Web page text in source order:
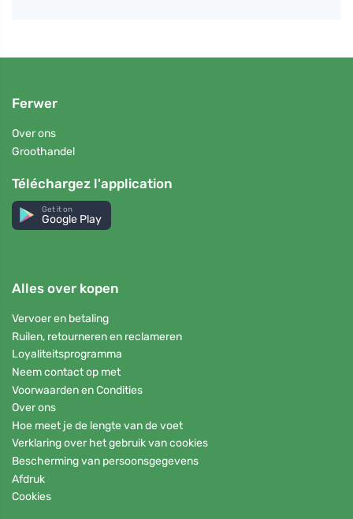
Ferwer
Over ons
Groothandel
Téléchargez l'application
Get it on
Google Play
Alles over kopen
Vervoer en betaling
Ruilen, retourneren en reclameren
Loyaliteitsprogramma
Neem contact op met
Voorwaarden en Condities
Over ons
Hoe meet je de lengte van de voet
Verklaring over het gebruik van cookies
Bescherming van persoonsgegevens
Afdruk
Cookies